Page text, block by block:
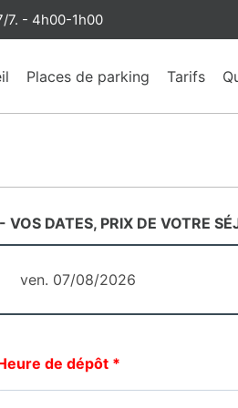
7. - 4h00-1h00
Places de parking Tarifs
VOS DATES, PRIX DE VOTRE
de dépôt*